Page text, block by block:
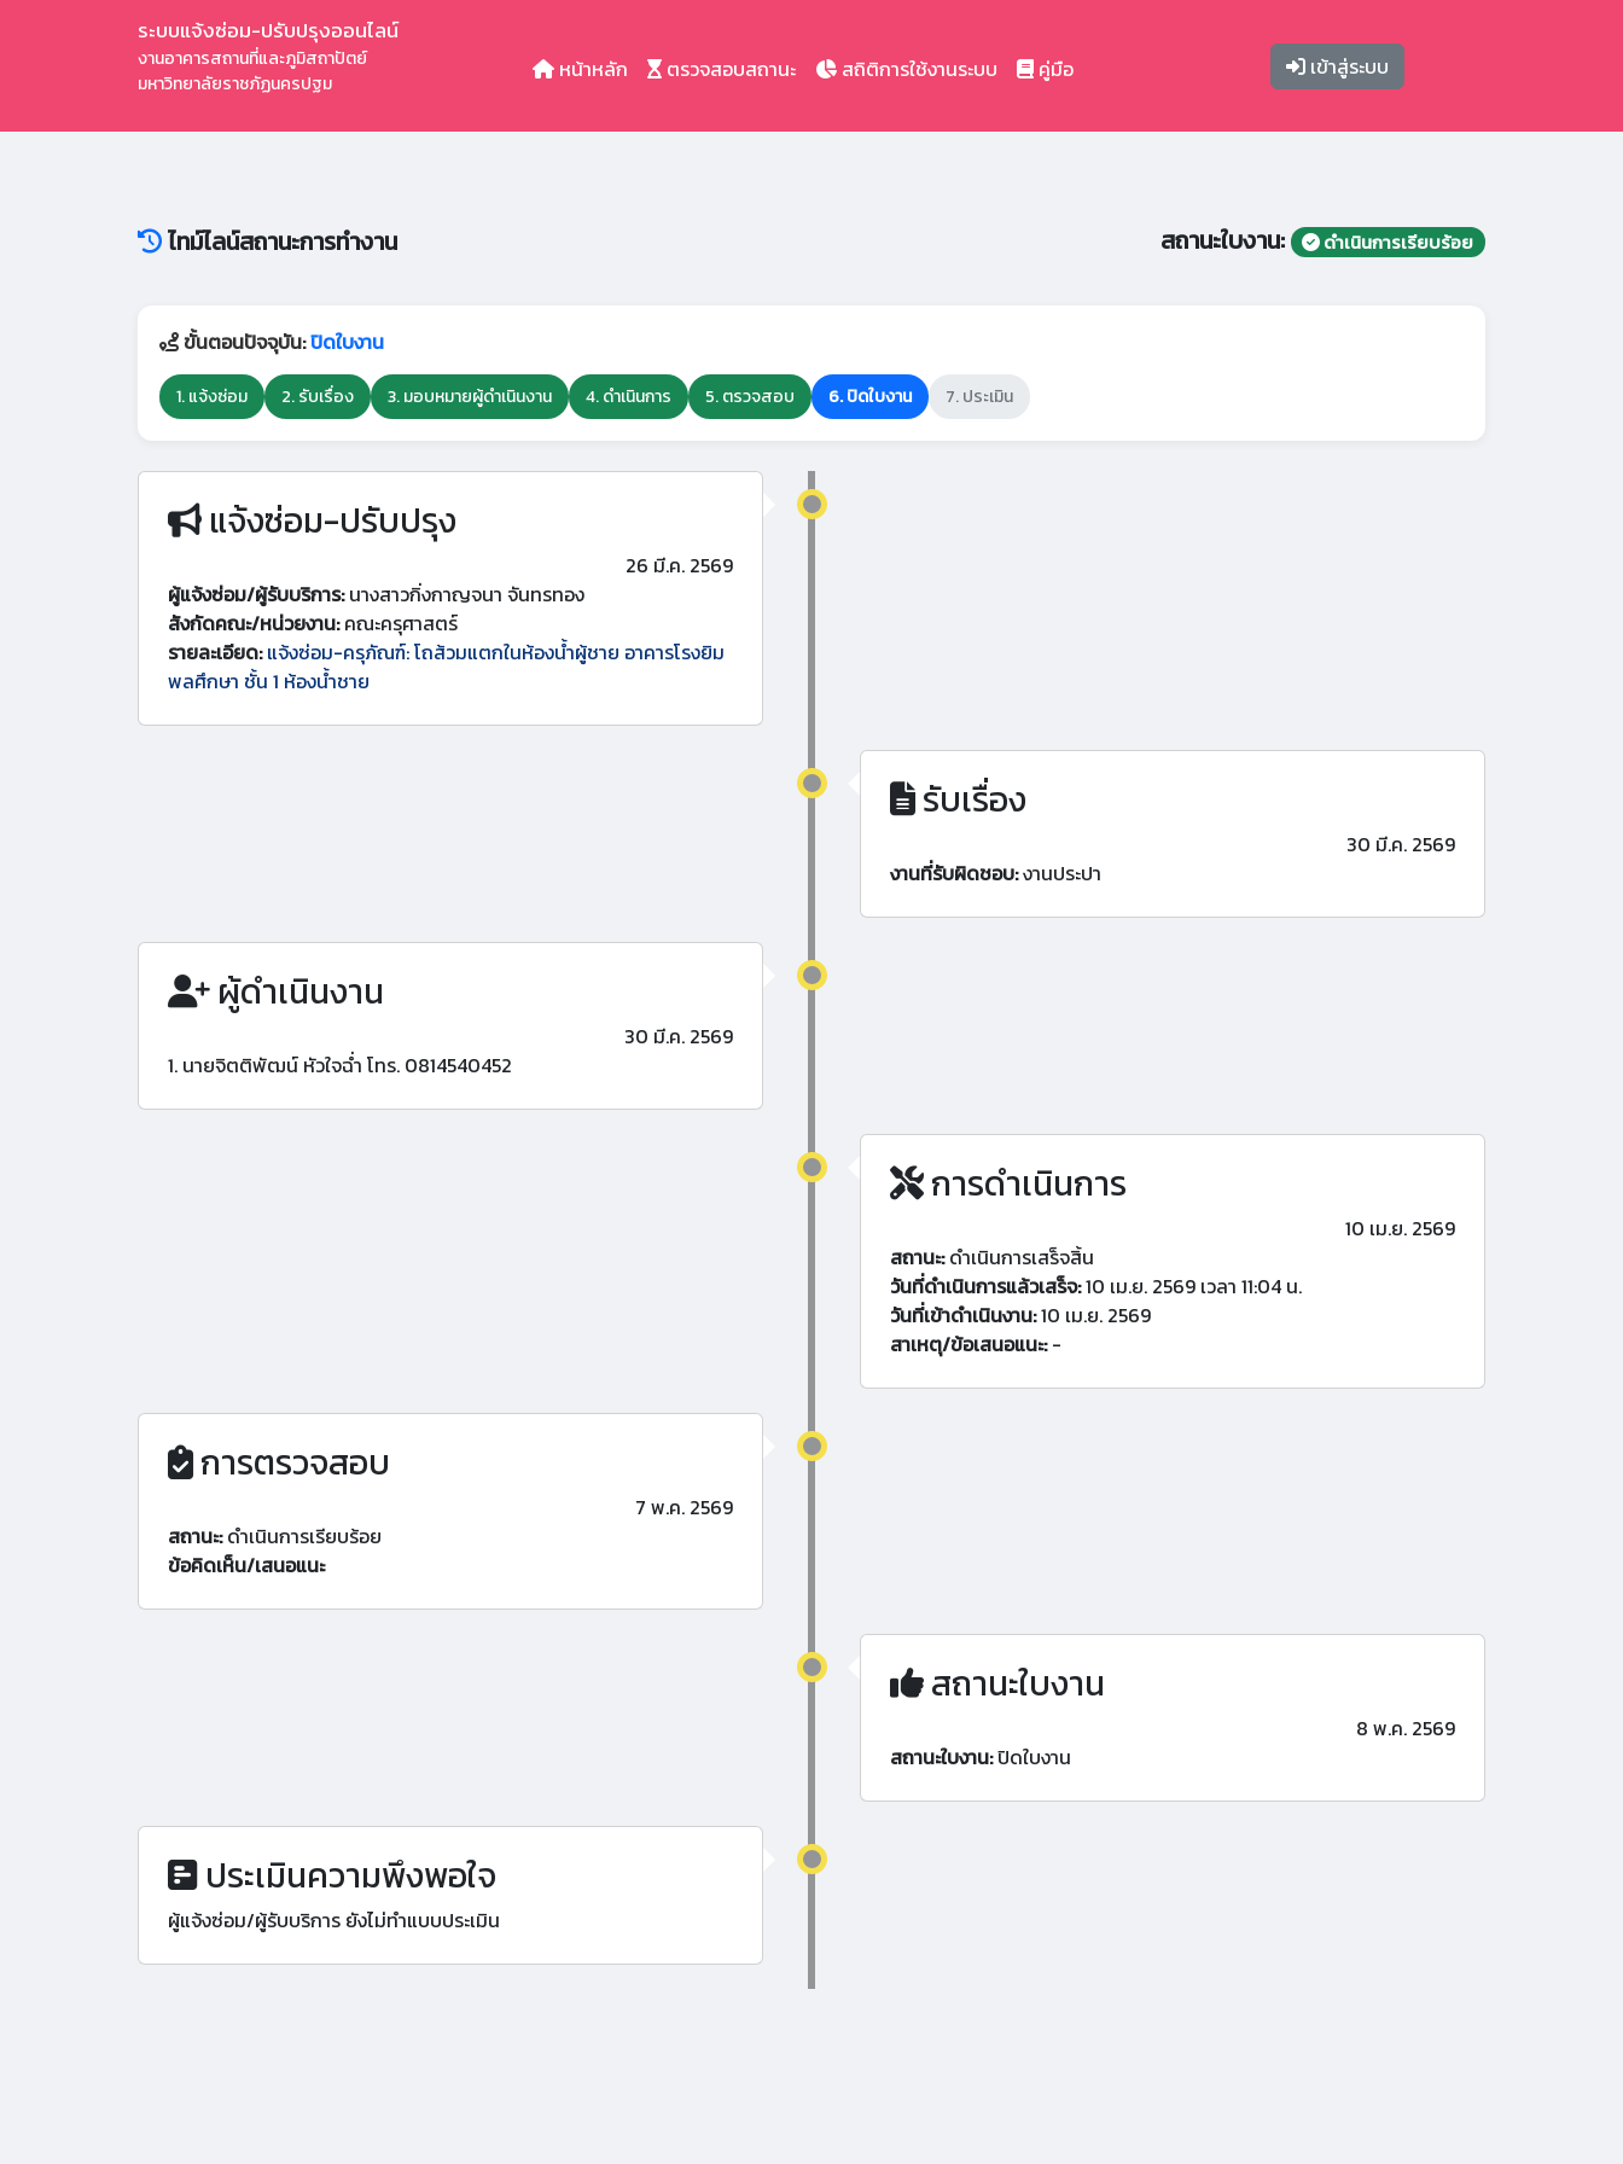
ระบบแจ้งซ่อม-ปรับปรุงออนไลน์
งานอาคารสถานที่และภูมิสถาปัตย์
มหาวิทยาลัยราชภัฏนครปฐม
หน้าหลัก ตรวจสอบสถานะ สถิติการใช้งานระบบ คู่มือ เข้าสู่ระบบ
ไทม์ไลน์สถานะการทำงาน สถานะใบงาน: ดำเนินการเรียบร้อย
ขั้นตอนปัจจุบัน:ปิดใบงาน
1. แจ้งซ่อม 2. รับเรื่อง 3. มอบหมายผู้ดำเนินงาน 4. ดำเนินการ 5. ตรวจสอบ 6. ปิดใบงาน 7. ประเมิน
แจ้งซ่อม-ปรับปรุง
26 มี.ค. 2569
ผู้แจ้งซ่อม/ผู้รับบริการ:นางสาวกิ่งกาญจนา จันทรทอง
สังกัดคณะ/หน่วยงาน:คณะครุศาสตร์
รายละเอียด: แจ้งซ่อม-ครุภัณฑ์: โถส้วมแตกในห้องน้ำผู้ชาย อาคารโรงยิม
พลศึกษา ชั้น 1 ห้องน้ำชาย
รับเรื่อง
30 มี.ค. 2569
งานที่รับผิดชอบ:งานประปา
ผู้ดำเนินงาน
30 มี.ค. 2569
1. นายจิตติพัฒน์ หัวใจฉ่ำ โทร. 0814540452
การดำเนินการ
10 เม.ย. 2569
สถานะ:ดำเนินการเสร็จสิ้น
วันที่ดำเนินการแล้วเสร็จ:10 เม.ย. 2569 เวลา 11:04 น.
วันที่เข้าดำเนินงาน:10 เม.ย. 2569
สาเหตุ/ข้อเสนอแนะ:-
การตรวจสอบ
7 พ.ค. 2569
สถานะ:ดำเนินการเรียบร้อย
ข้อคิดเห็น/เสนอแนะ
สถานะใบงาน
8 พ.ค. 2569
สถานะใบงาน:ปิดใบงาน
ประเมินความพึงพอใจ
ผู้แจ้งซ่อม/ผู้รับบริการ ยังไม่ทำแบบประเมิน